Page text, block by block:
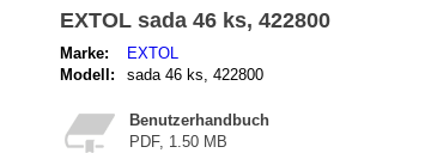
EXTOL sada 46 ks, 422800
Marke:
EXTOL
Modell:
sada 46 ks, 422800
Benutzerhandbuch
PDF, 1.50 MB